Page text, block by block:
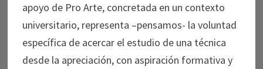
apoyo de Pro Arte, concretada en un contexto
universitario, representa –pensamos- la voluntad
específica de acercar el estudio de una técnica
desde la apreciación, con aspiración formativa y